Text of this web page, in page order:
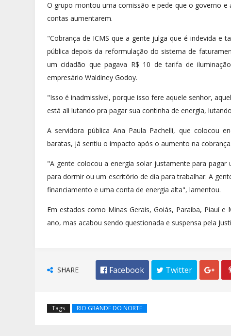
O grupo montou uma comissão e pede que o governo
contas aumentarem.
"Cobrança de ICMS que a gente julga que é indevida e
pública depois da reformulação do sistema de
um cidadão que pagava R$ 10 de tarifa de
empresário Waldiney Godoy.
"Isso é inadmissível, porque isso fere aquele senhor,
está ali lutando pra pagar sua continha de energia,
A servidora pública Ana Paula Pachelli, que colocou
baratas, já sentiu o impacto após o aumento na cobrança.
"A gente colocou a energia solar justamente para
para dormir ou um escritório de dia para trabalhar. A
financiamento e uma conta de energia alta", lamentou.
Em estados como Minas Gerais, Goiás, Paraíba, Piauí
ano, mas acabou sendo questionada e suspensa pela
SHARE  Facebook  Twitter 
Tags RIO GRANDE DO NORTE